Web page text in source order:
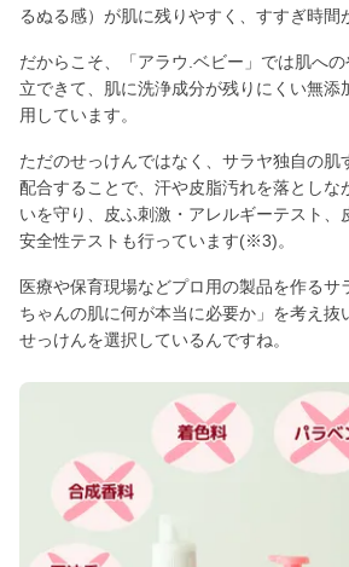
るぬる感）が肌に残りやすく、すすぎ時間
だからこそ、「アラウ.ベビー」では肌へ
立できて、肌に洗浄成分が残りにくい無
用しています。
ただのせっけんではなく、サラヤ独自の
配合することで、汗や皮脂汚れを落としな
いを守り、皮ふ刺激・アレルギーテスト、
安全性テストも行っています(※3)。
医療や保育現場などプロ用の製品を作るサ
ちゃんの肌に何が本当に必要か」を考え抜
せっけんを選択しているんですね。